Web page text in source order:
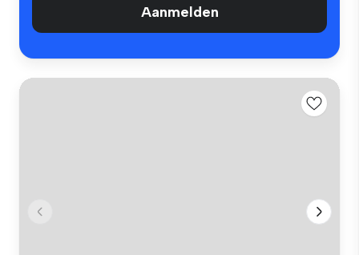
Aanmelden